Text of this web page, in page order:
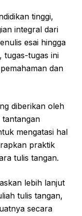
tinggi,
integral dari
esai hingga
tugas-tugas ini
dan
diberikan oleh
tantangan
mengatasi hal
praktik
tulis tangan.
lebih lanjut
tulis tangan,
secara